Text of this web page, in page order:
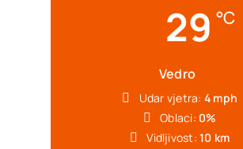
29 °C
Vedro
Udar vjetra: 4 mph
Oblaci: 0%
Vidljivost: 10 km